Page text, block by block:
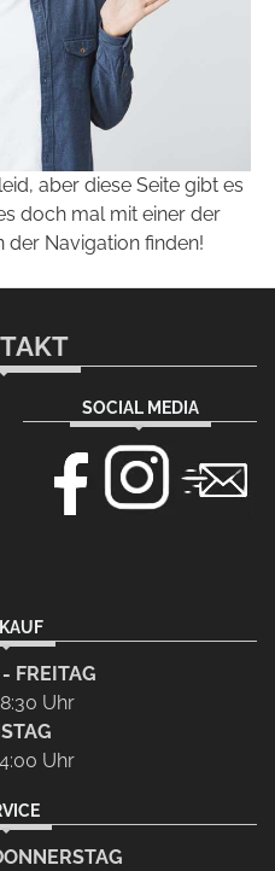
aber diese Seite gibt es
doch mal mit einer der
der Navigation finden!
SOCIAL MEDIA
FREITAG
Uhr
Uhr